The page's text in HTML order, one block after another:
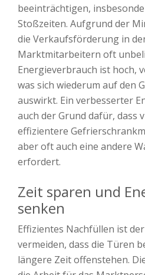
beeinträchtigen,
Stoßzeiten. Aufgrund der
die Verkaufsförderung in
Marktmitarbeitern oft
Energieverbrauch ist hoch,
was sich wiederum auf den
auswirkt. Ein verbesserter
auch der Grund dafür, dass
effizientere
aber oft auch eine andere
erfordert.
Zeit sparen und
senken
Effizientes Nachfüllen ist
vermeiden, dass die Türen
längere Zeit offenstehen.